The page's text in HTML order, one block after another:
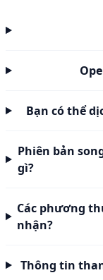
Bạn có thể
Phiên bản
gì?
Các phương
nhận?
Thông tin